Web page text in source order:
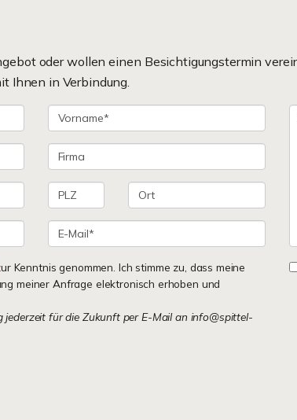
oder wollen einen Besichtigungstermin
Ihnen in Verbindung.
Kenntnis genommen. Ich stimme zu, dass meine
meiner Anfrage elektronisch erhoben und
jederzeit für die Zukunft per E-Mail an info@spittel-